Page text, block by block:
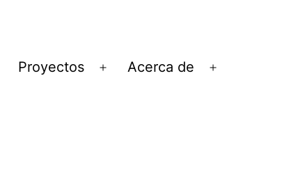
Abrir
Proyectos
Abrir
Acerca de